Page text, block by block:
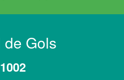
de Gols
1002